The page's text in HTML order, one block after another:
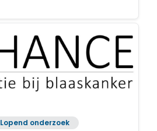
Lopend onderzoek